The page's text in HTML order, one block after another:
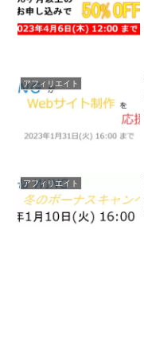
アフィリエイト
アフィリエイト